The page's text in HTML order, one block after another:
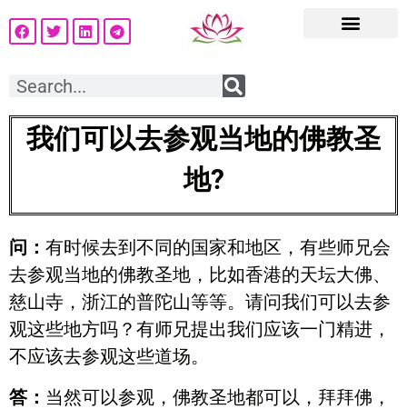
我们可以去参观当地的佛教圣
地?
问： 有时候去到不同的国家和地区，有些师兄会
去参观当地的佛教圣地，比如香港的天坛大佛、
慈山寺，浙江的普陀山等等。请问我们可以去参
观这些地方吗？有师兄提出我们应该一门精进，
不应该去参观这些道场。
答： 当然可以参观，佛教圣地都可以，拜拜佛，